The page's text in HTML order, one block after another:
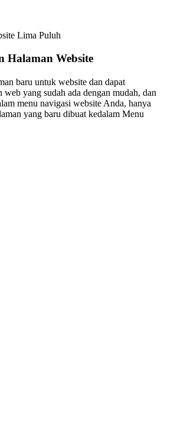
Halaman Website
baru untuk website dan dapat
web yang sudah ada dengan mudah, dan
menu navigasi website Anda, hanya
yang baru dibuat kedalam Menu